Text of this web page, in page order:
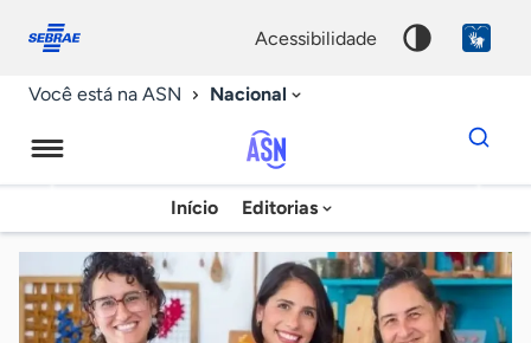
conosco
acessibilidade
Você está na ASN Nacional
Agência
Sebrae
de
Notícias
Início Editorias
Dados
para
chave